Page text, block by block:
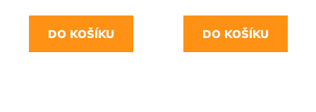
DO KOŠÍKU DO KOŠÍKU